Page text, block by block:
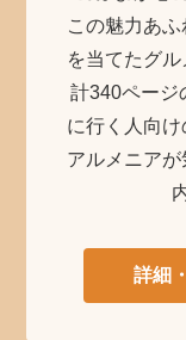
この魅力あ
を当てたグル
計340ページ
に行く人向
アルメニア
詳細